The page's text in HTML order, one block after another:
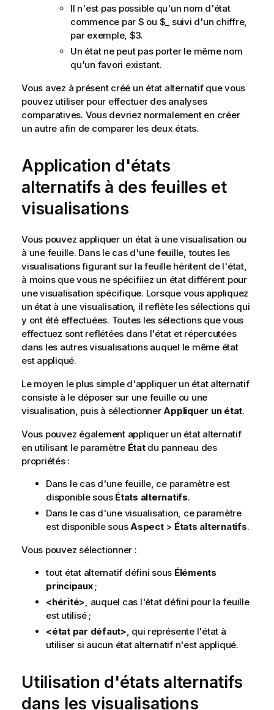
Il n'est pas possible qu'un nom d'état
commence par $ ou $_ suivi d'un chiffre,
par exemple, $3.
Un état ne peut pas porter le même nom
qu'un favori existant.
Vous avez à présent créé un état alternatif que vous
pouvez utiliser pour effectuer des analyses
comparatives. Vous devriez normalement en créer
un autre afin de comparer les deux états.
Application d'états
alternatifs à des feuilles et
visualisations
Vous pouvez appliquer un état à une visualisation ou
à une feuille. Dans le cas d'une feuille, toutes les
visualisations figurant sur la feuille héritent de l'état,
à moins que vous ne spécifiiez un état différent pour
une visualisation spécifique. Lorsque vous appliquez
un état à une visualisation, il reflète les sélections qui
y ont été effectuées. Toutes les sélections que vous
effectuez sont reflétées dans l'état et répercutées
dans les autres visualisations auquel le même état
est appliqué.
Le moyen le plus simple d'appliquer un état alternatif
consiste à le déposer sur une feuille ou une
visualisation, puis à sélectionnerAppliquer un état.
Vous pouvez également appliquer un état alternatif
en utilisant le paramètre Étatdu panneau des
propriétés :
Dans le cas d'une feuille, ce paramètre est
disponible sous États alternatifs.
Dans le cas d'une visualisation, ce paramètre
est disponible sousAspect> États alternatifs.
Vous pouvez sélectionner :
tout état alternatif défini sous Éléments
principaux;
<hérité>, auquel cas l'état défini pour la feuille
est utilisé ;
<état par défaut>, qui représente l'état à
utiliser si aucun état alternatif n'est appliqué.
Utilisation d'états alternatifs
dans les visualisations